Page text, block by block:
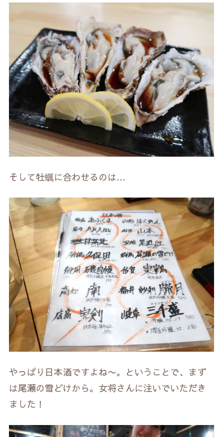
そして牡蠣に合わせるのは…
やっぱり日本酒ですよね〜。ということで、まず
は尾瀬の雪どけから。女将さんに注いでいただき
ました！